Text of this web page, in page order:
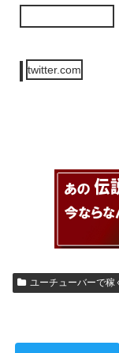
twitter.com
ユーチューバーで稼